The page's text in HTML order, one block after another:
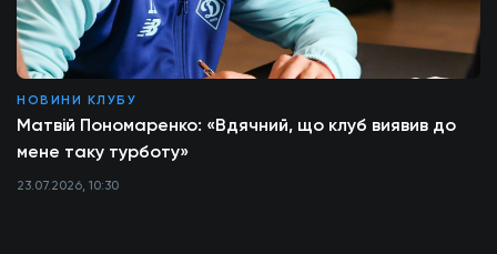
НОВИНИ КЛУБУ
Матвій Пономаренко: «Вдячний, що клуб виявив до
мене таку турботу»
23.07.2026, 10:30